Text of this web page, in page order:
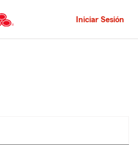
al
contenido
principal
Iniciar Sesión